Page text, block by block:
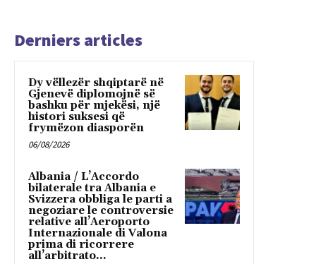
Derniers articles
Dy vëllezër shqiptarë në
Gjenevë diplomojnë së
bashku për mjekësi, një
histori suksesi që
frymëzon diasporën
06/08/2026
Albania / L’Accordo
bilaterale tra Albania e
Svizzera obbliga le parti a
negoziare le controversie
relative all’Aeroporto
Internazionale di Valona
prima di ricorrere
all’arbitrato...